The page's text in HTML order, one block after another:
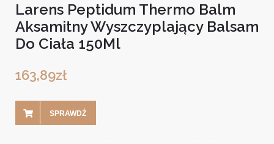
Larens Peptidum Thermo Balm
Aksamitny Wyszczyplający Balsam
Do Ciała 150Ml
163,89zł
SPRAWDŹ